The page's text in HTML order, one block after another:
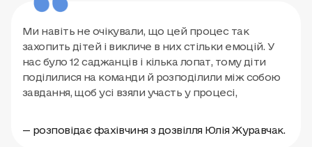
Ми навіть не очікували, що цей процес так
захопить дітей і викличе в них стільки емоцій. У
нас було 12 саджанців і кілька лопат, тому діти
поділилися на команди й розподілили між собою
завдання, щоб усі взяли участь у процесі,
— розповідає фахівчиня з дозвілля Юлія Журавчак.